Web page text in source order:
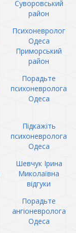
Суворовський
район
Психоневролог
Одеса
Приморський
район
Порадьте
психоневролога
Одеса
Підкажіть
психоневролога
Одеса
Шевчук Ірина
Миколаївна
відгуки
Порадьте
ангіоневролога
Одеса